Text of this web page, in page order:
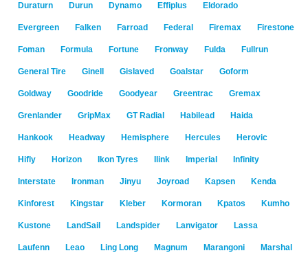
Duraturn Durun Dynamo Effiplus Eldorado
Evergreen Falken Farroad Federal Firemax Firestone
Foman Formula Fortune Fronway Fulda Fullrun
General Tire Ginell Gislaved Goalstar Goform
Goldway Goodride Goodyear Greentrac Gremax
Grenlander GripMax GT Radial Habilead Haida
Hankook Headway Hemisphere Hercules Herovic
Hifly Horizon Ikon Tyres Ilink Imperial Infinity
Interstate Ironman Jinyu Joyroad Kapsen Kenda
Kinforest Kingstar Kleber Kormoran Kpatos Kumho
Kustone LandSail Landspider Lanvigator Lassa
Laufenn Leao Ling Long Magnum Marangoni Marshal